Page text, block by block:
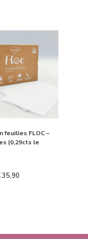
feuilles FLOC –
(0,29cts le
35,90